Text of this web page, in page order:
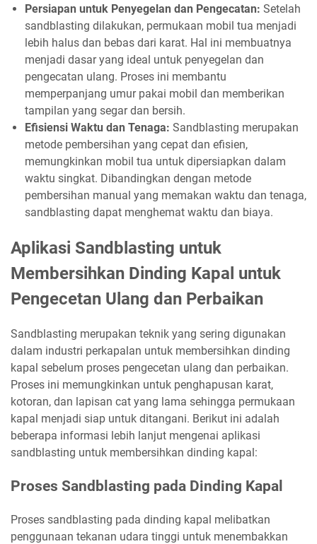
Persiapan untuk Penyegelan dan Pengecatan: Setelah
sandblasting dilakukan, permukaan mobil tua menjadi
lebih halus dan bebas dari karat. Hal ini membuatnya
menjadi dasar yang ideal untuk penyegelan dan
pengecatan ulang. Proses ini membantu
memperpanjang umur pakai mobil dan memberikan
tampilan yang segar dan bersih.
Efisiensi Waktu dan Tenaga: Sandblasting merupakan
metode pembersihan yang cepat dan efisien,
memungkinkan mobil tua untuk dipersiapkan dalam
waktu singkat. Dibandingkan dengan metode
pembersihan manual yang memakan waktu dan tenaga,
sandblasting dapat menghemat waktu dan biaya.
Aplikasi Sandblasting untuk
Membersihkan Dinding Kapal untuk
Pengecetan Ulang dan Perbaikan
Sandblasting merupakan teknik yang sering digunakan
dalam industri perkapalan untuk membersihkan dinding
kapal sebelum proses pengecetan ulang dan perbaikan.
Proses ini memungkinkan untuk penghapusan karat,
kotoran, dan lapisan cat yang lama sehingga permukaan
kapal menjadi siap untuk ditangani. Berikut ini adalah
beberapa informasi lebih lanjut mengenai aplikasi
sandblasting untuk membersihkan dinding kapal:
Proses Sandblasting pada Dinding Kapal
Proses sandblasting pada dinding kapal melibatkan
penggunaan tekanan udara tinggi untuk menembakkan